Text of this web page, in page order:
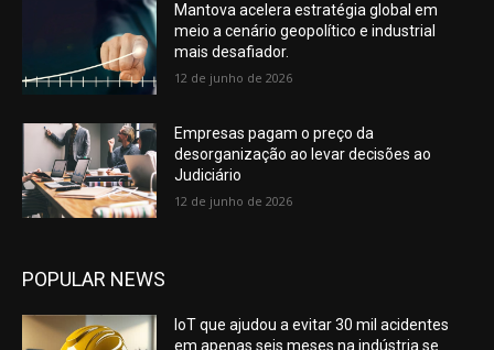
Mantova acelera estratégia global em
meio a cenário geopolítico e industrial
mais desafiador.
12 de junho de 2026
Empresas pagam o preço da
desorganização ao levar decisões ao
Judiciário
12 de junho de 2026
POPULAR NEWS
IoT que ajudou a evitar 30 mil acidentes
em apenas seis meses na indústria se